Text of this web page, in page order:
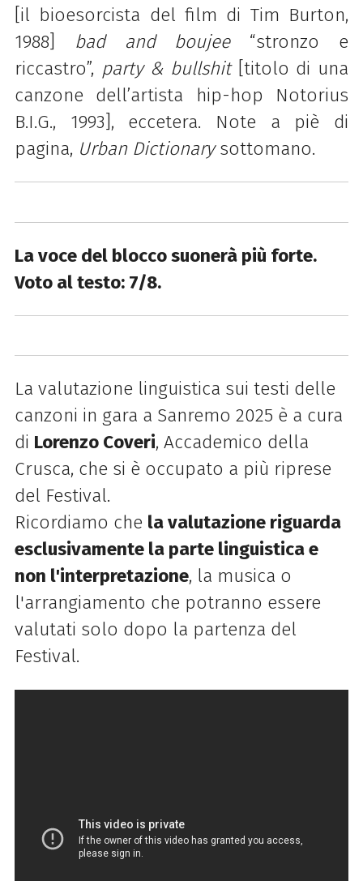
[il bioesorcista del film di Tim Burton,
1988] bad and boujee“stronzo e
riccastro”, party & bullshit[titolo di una
canzone dell’artista hip-hop Notorius
B.I.G., 1993], eccetera. Note a piè di
pagina, Urban Dictionarysottomano.
La voce del blocco suonerà più forte.
Voto al testo: 7/8.
La valutazione linguistica sui testi delle
canzoni in gara a Sanremo 2025 è a cura
di Lorenzo Coveri, Accademico della
Crusca, che si è occupato a più riprese
del Festival.
Ricordiamo che la valutazione riguarda
esclusivamente la parte linguistica e
non l'interpretazione, la musica o
l'arrangiamento che potranno essere
valutati solo dopo la partenza del
Festival.